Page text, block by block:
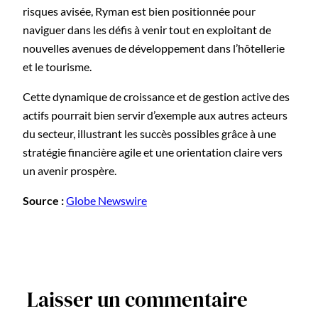
risques avisée, Ryman est bien positionnée pour
naviguer dans les défis à venir tout en exploitant de
nouvelles avenues de développement dans l’hôtellerie
et le tourisme.
Cette dynamique de croissance et de gestion active des
actifs pourrait bien servir d’exemple aux autres acteurs
du secteur, illustrant les succès possibles grâce à une
stratégie financière agile et une orientation claire vers
un avenir prospère.
Source :Globe Newswire
Laisser un commentaire